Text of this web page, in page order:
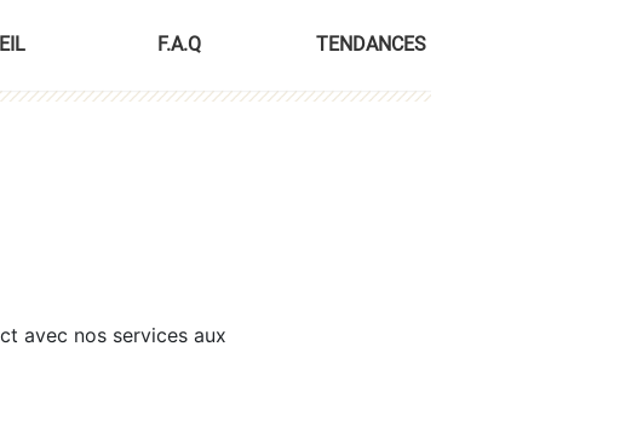
F.A.Q TENDANCES
avec nos services aux